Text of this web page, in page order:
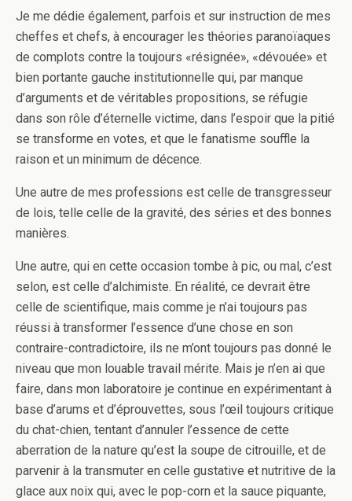
Je me dédie également, parfois et sur instruction de mes
cheffes et chefs, à encourager les théories paranoïaques
de complots contre la toujours «résignée», «dévouée» et
bien portante gauche institutionnelle qui, par manque
d’arguments et de véritables propositions, se réfugie
dans son rôle d’éternelle victime, dans l’espoir que la pitié
se transforme en votes, et que le fanatisme souffle la
raison et un minimum de décence.
Une autre de mes professions est celle de transgresseur
de lois, telle celle de la gravité, des séries et des bonnes
manières.
Une autre, qui en cette occasion tombe à pic, ou mal, c’est
selon, est celle d’alchimiste. En réalité, ce devrait être
celle de scientifique, mais comme je n’ai toujours pas
réussi à transformer l’essence d’une chose en son
contraire-contradictoire, ils ne m’ont toujours pas donné le
niveau que mon louable travail mérite. Mais je n’en ai que
faire, dans mon laboratoire je continue en expérimentant à
base d’arums et d’éprouvettes, sous l’œil toujours critique
du chat-chien, tentant d’annuler l’essence de cette
aberration de la nature qu’est la soupe de citrouille, et de
parvenir à la transmuter en celle gustative et nutritive de la
glace aux noix qui, avec le pop-corn et la sauce piquante,